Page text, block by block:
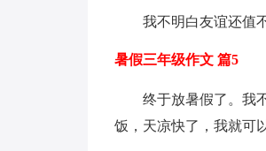
我不明白友谊还值
暑假三年级作文 篇5
终于放暑假了。我
饭，天凉快了，我就可